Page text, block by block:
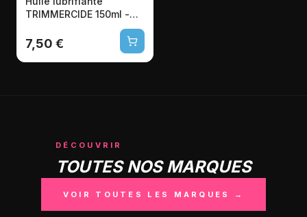
TRIMMERCIDE 150ml -
7,50 €
DÉCOUVRIR
TOUTES NOS MARQUES
VOIR TOUTES LES MARQUES →